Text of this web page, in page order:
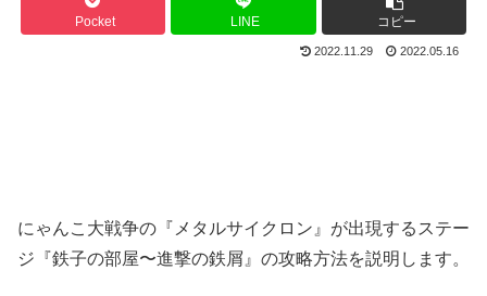
Pocket LINE コピー
2022.11.29 2022.05.16
にゃんこ大戦争の『メタルサイクロン』が出現するステー
ジ『鉄子の部屋〜進撃の鉄屑』の攻略方法を説明します。